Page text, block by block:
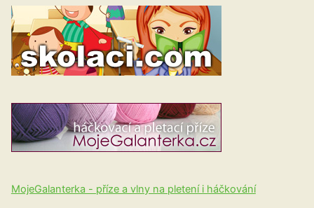
MojeGalanterka - příze a vlny na pletení i háčkování